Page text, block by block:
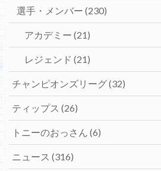
選手・メンバー (230)
アカデミー (21)
レジェンド (21)
チャンピオンズリーグ(32)
ティップス (26)
トニーのおっさん (6)
ニュース (316)